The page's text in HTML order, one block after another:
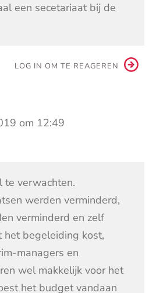
een secetariaat bij de
LOG IN OM TE REAGEREN
om 12:49
te verwachten.
werden verminderd,
verminderd en zelf
het begeleiding kost,
managers en
wel makkelijk voor het
het budget vandaan